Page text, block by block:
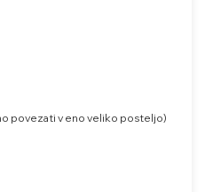
povezati v eno veliko posteljo)